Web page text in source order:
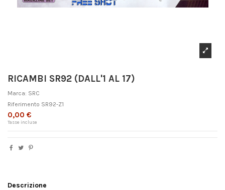
RICAMBI SR92 (DALL'1 AL 17)
Marca: SRC
Riferimento SR92-Z1
0,00 €
Tasse incluse
Descrizione